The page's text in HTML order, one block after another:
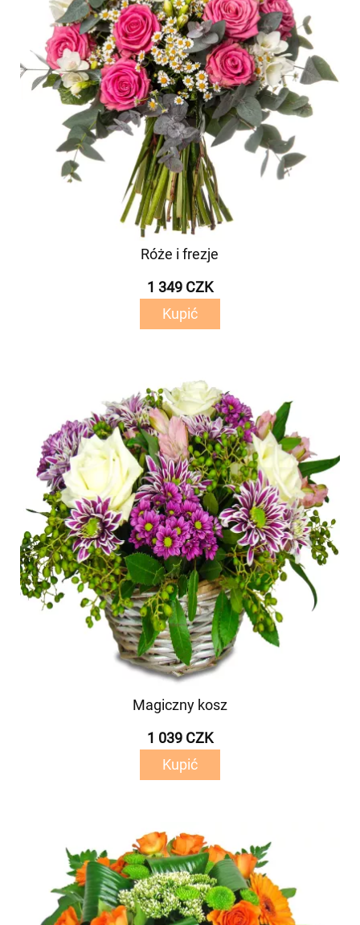
Róże i frezje
1 349 CZK
Kupić
Magiczny kosz
1 039 CZK
Kupić